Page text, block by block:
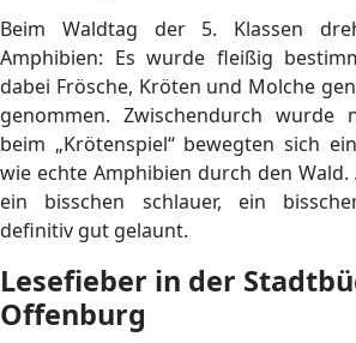
Beim Waldtag der 5. Klassen
Amphibien: Es wurde fleißig
dabei Frösche, Kröten und Molche
genommen. Zwischendurch wurde
beim „Krötenspiel“ bewegten sich
wie echte Amphibien durch den Wald.
ein bisschen schlauer, ein
definitiv gut gelaunt.
Lesefieber in der
Offenburg